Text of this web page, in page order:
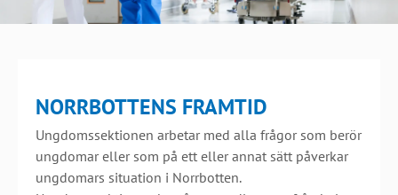
NORRBOTTENS FRAMTID
Ungdomssektionen arbetar med alla frågor som berör
ungdomar eller som på ett eller annat sätt påverkar
ungdomars situation i Norrbotten.